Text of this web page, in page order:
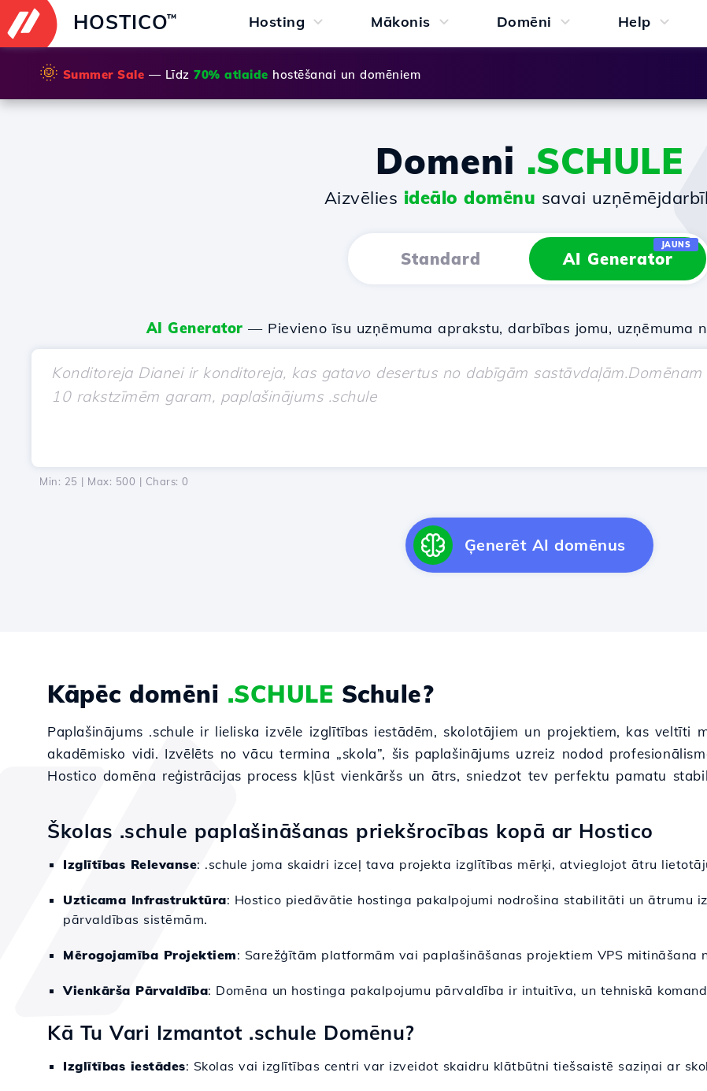
HOSTICO™ Hosting Mākonis Domēni Help
🌞 Summer Sale — Līdz 70% atlaide hostēšanai un domēniem
Domeni .SCHULE
Aizvēlies ideālo domēnu savai
Standard AI Generator
JAUNS
AI Generator — Pievieno īsu uzņēmuma aprakstu, darbības jomu, uzņēmuma
Min: 25 | Max: 500 | Chars: 0
Ģenerēt AI domēnus
Kāpēc domēni .SCHULE Schule?
Paplašinājums .schule ir lieliska izvēle izglītības iestādēm, skolotājiem un projektiem, kas veltīti
akadēmisko vidi. Izvēlēts no vācu termina „skola”, šis paplašinājums uzreiz nodod
Hostico domēna reģistrācijas process kļūst vienkāršs un ātrs, sniedzot tev perfektu pamatu
Školas .schule paplašināšanas priekšrocības kopā ar Hostico
Izglītības Relevanse: .schule joma skaidri izceļ tava projekta izglītības mērķi, atvieglojot ātru
Uzticama Infrastruktūra: Hostico piedāvātie hostinga pakalpojumi nodrošina stabilitāti un ātrumu
pārvaldības sistēmām.
Mērogojamība Projektiem: Sarežģītām platformām vai paplašināšanas projektiem VPS mitināšana
Vienkārša Pārvaldība: Domēna un hostinga pakalpojumu pārvaldība ir intuitīva, un tehniskā
Kā Tu Vari Izmantot .schule Domēnu?
Izglītības iestādes: Skolas vai izglītības centri var izveidot skaidru klātbūtni tiešsaistē saziņai ar